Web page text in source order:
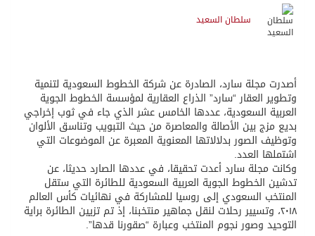
سلطان السعيد
أصدرت مجلة سارد، الصادرة عن شركة الخطوط السعودية لتنمية
وتطوير العقار “سارد” الذراع العقارية لمؤسسة الخطوط الجوية
العربية السعودية، عددها الخامس عشر الذي جاء في ثوب إخراجي
بديع مزج بين الأصالة والمعاصرة من حيث التبويب وتناسق الألوان
وتوظيف الصور بدلالاتها المعنوية المعبرة عن الموضوعات التي
اشتملها العدد.
وكانت مجلة سارد أعدت تحقيقا، في عددها الصارد حديثا، عن
تدشين الخطوط الجوية العربية السعودية للطائرة التي ستقل
المنتخب السعودي إلى روسيا للمشاركة في نهائيات كأس العالم
٢٠١٨، وتسيير رحلات لنقل جماهير منتخبنا، إذ تم تزيين الطائرة براية
التوحيد وصور نجوم المنتخب وعبارة “صقورنا قدها”.